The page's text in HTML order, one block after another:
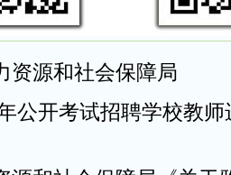
资源和社会保障局
公开考试招聘学校教